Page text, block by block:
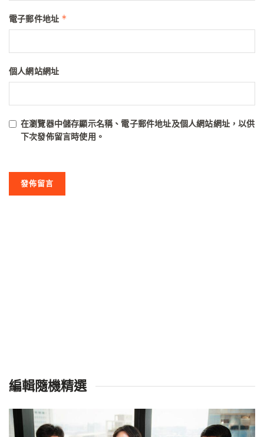
電子郵件地址 *
個人網站網址
在瀏覽器中儲存顯示名稱、電子郵件地址及個人網站網址，以供
下次發佈留言時使用。
編輯隨機精選